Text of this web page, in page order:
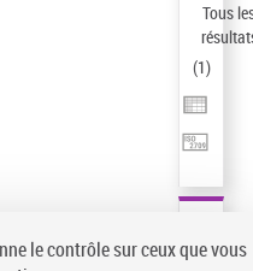
Tous
(1)
le contrôle sur ceux que vous